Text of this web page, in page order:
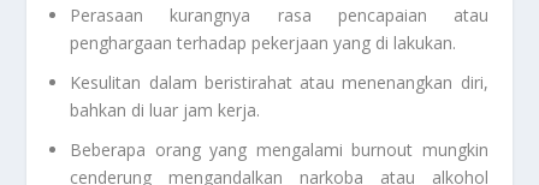
Perasaan kurangnya rasa pencapaian atau
penghargaan terhadap pekerjaan yang di lakukan.
Kesulitan dalam beristirahat atau menenangkan diri,
bahkan di luar jam kerja.
Beberapa orang yang mengalami burnout mungkin
cenderung mengandalkan narkoba atau alkohol